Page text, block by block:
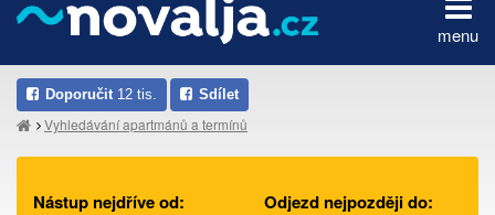
menu
Doporučit 12 tis. Sdílet
Vyhledávání apartmánů a termínů
Nástup nejdříve od: Odjezd nejpozději do: